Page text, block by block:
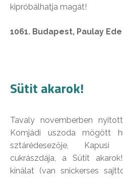
kipróbálhatja magát!
1061. Budapest, Paulay
Sütit akarok!
Tavaly novemberben
Komjádi uszoda mögött
sztárédesezője, Kapusi
cukrászdája, a Sütit
kínálat (van snickerses